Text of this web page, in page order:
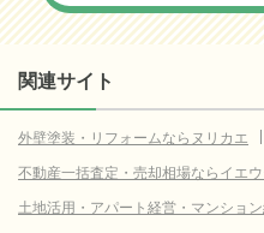
関連サイト
外壁塗装・リフォームならヌリカエ
不動産一括査定・売却相場ならイエ
土地活用・アパート経営・マンショ